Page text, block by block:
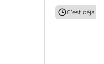
C’est déjà